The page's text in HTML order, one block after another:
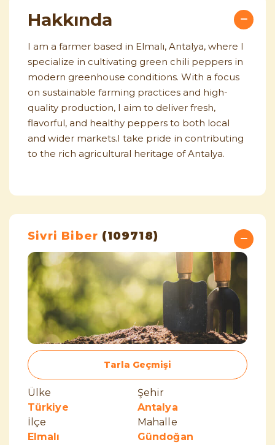
Hakkında
I am a farmer based in Elmalı, Antalya, where I
specialize in cultivating green chili peppers in
modern greenhouse conditions. With a focus
on sustainable farming practices and high-
quality production, I aim to deliver fresh,
flavorful, and healthy peppers to both local
and wider markets.I take pride in contributing
to the rich agricultural heritage of Antalya.
Sivri Biber (109718)
Tarla Geçmişi
Ülke
Türkiye
Şehir
Antalya
İlçe
Elmalı
Mahalle
Gündoğan